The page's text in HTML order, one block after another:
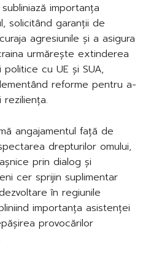
importanța
solicitând garanții de
agresiunile și a asigura
urmărește extinderea
cu UE și SUA,
reforme pentru a-
angajamentul față de
drepturilor omului,
prin dialog și
cer sprijin suplimentar
în regiunile
importanța asistenței
provocărilor